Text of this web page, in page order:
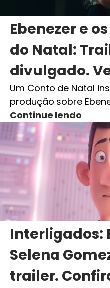
Ebenezer e
do Natal:
divulgado.
Um Conto de Natal
produção sobre
Continue lendo
Interligados:
Selena
trailer.